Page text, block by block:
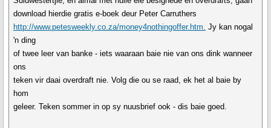
download hierdie gratis e-boek deur Peter Carruthers
http://www.petesweekly.co.za/money4nothingoffer.htm. Jy kan nogal
'n ding
of twee leer van banke - iets waaraan baie nie van ons dink wanneer
ons
teken vir daai overdraft nie. Volg die ou se raad, ek het al baie by
hom
geleer. Teken sommer in op sy nuusbrief ook - dis baie goed.